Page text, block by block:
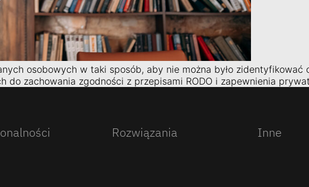
osobowych w taki sposób, aby nie można było
do zachowania zgodności z przepisami RODO i zapewnienia
Rozwiązania Inne